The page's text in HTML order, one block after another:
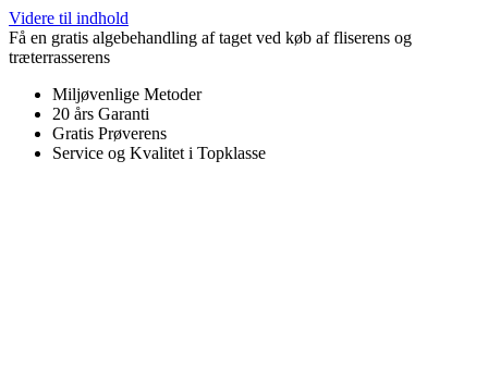
Videre til indhold
Få en gratis algebehandling af taget ved køb af fliserens og
træterrasserens
Miljøvenlige Metoder
20 års Garanti
Gratis Prøverens
Service og Kvalitet i Topklasse